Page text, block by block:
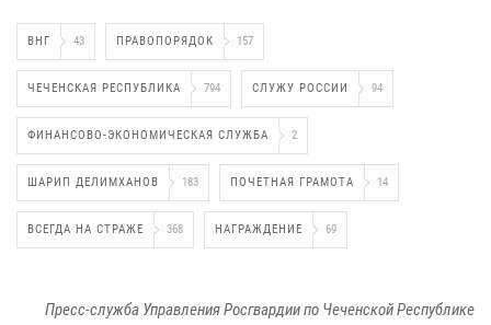
ВНГ 43 ПРАВОПОРЯДОК 157
ЧЕЧЕНСКАЯ РЕСПУБЛИКА 794 СЛУЖУ РОССИИ 94
ФИНАНСОВО-ЭКОНОМИЧЕСКАЯ СЛУЖБА 2
ШАРИП ДЕЛИМХАНОВ 183 ПОЧЕТНАЯ ГРАМОТА 14
ВСЕГДА НА СТРАЖЕ 368 НАГРАЖДЕНИЕ 69
Пресс-служба Управления Росгвардии по Чеченской Республике